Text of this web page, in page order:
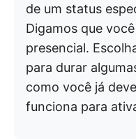
de um status
Digamos que
presencial.
para durar
como você já
funciona para